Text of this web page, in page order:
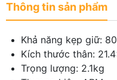
Thông tin sản phẩm
Khả năng kẹp giữ:
Kích thước thân:
Trọng lượng: 2.1kg